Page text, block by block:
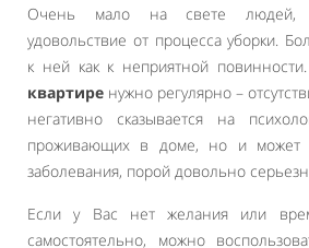
Очень мало на свете людей,
удовольствие от процесса уборки.
к ней как к неприятной
квартире нужно регулярно –
негативно сказывается на
проживающих в доме, но и может
заболевания, порой довольно
Если у Вас нет желания или
самостоятельно, можно